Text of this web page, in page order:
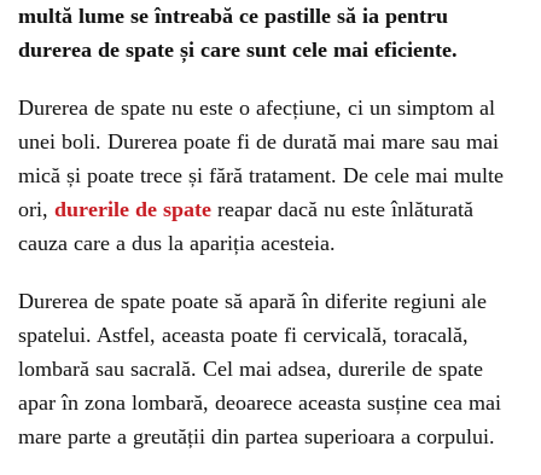
multă lume se întreabă ce pastille să ia pentru
durerea de spate și care sunt cele mai eficiente.
Durerea de spate nu este o afecțiune, ci un simptom al
unei boli. Durerea poate fi de durată mai mare sau mai
mică și poate trece și fără tratament. De cele mai multe
ori, durerile de spate reapar dacă nu este înlăturată
cauza care a dus la apariția acesteia.
Durerea de spate poate să apară în diferite regiuni ale
spatelui. Astfel, aceasta poate fi cervicală, toracală,
lombară sau sacrală. Cel mai adsea, durerile de spate
apar în zona lombară, deoarece aceasta susține cea mai
mare parte a greutății din partea superioara a corpului.